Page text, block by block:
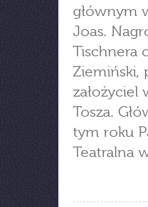
głównym
Joas.
Tischnera
Ziemiński,
założyciel
Tosza.
tym roku
Teatralna